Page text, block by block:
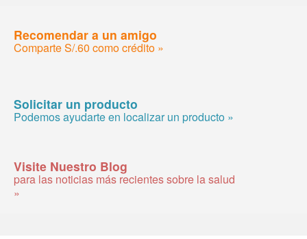
Recomendar a un amigo
Comparte S/.60 como crédito »
Solicitar un producto
Podemos ayudarte en localizar un producto »
Visite Nuestro Blog
para las noticias más recientes sobre la salud
»